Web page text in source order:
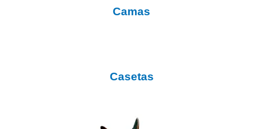
Camas
Casetas